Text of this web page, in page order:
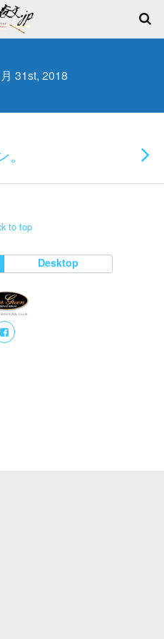
31st, 2018
to top
Desktop